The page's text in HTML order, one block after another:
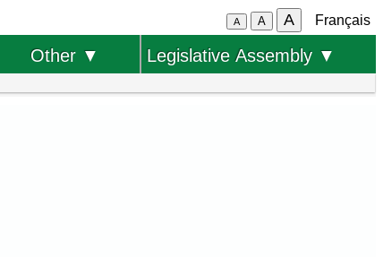
A A A Français
Other ▼ Legislative Assembly ▼